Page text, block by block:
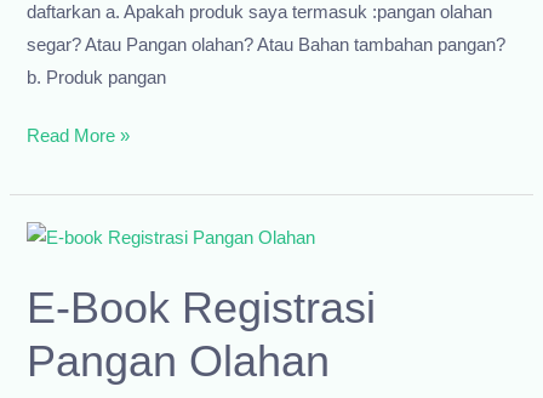
daftarkan a. Apakah produk saya termasuk :pangan olahan
segar? Atau Pangan olahan? Atau Bahan tambahan pangan?
b. Produk pangan
7
Registrasi
Mudah
Biro
Read More »
E-Book Registrasi
Pangan Olahan